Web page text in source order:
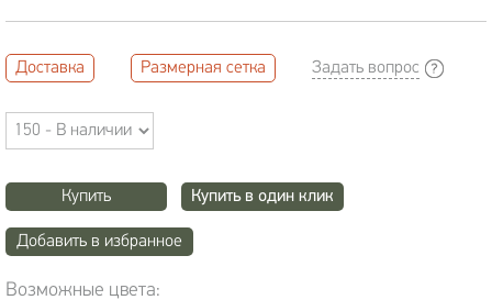
Доставка Размерная сетка Задать вопрос
Купить Купить в один клик
Добавить в избранное
Возможные цвета: